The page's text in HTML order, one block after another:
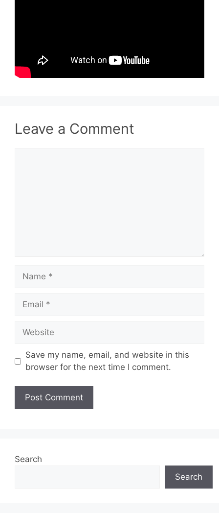
Leave a Comment
Name
Email
Website
Save my name, email, and website in this
browser for the next time I comment.
Search
Search